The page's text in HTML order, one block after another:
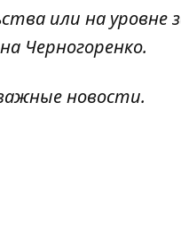
или на уровне
Черногоренко.
новости.